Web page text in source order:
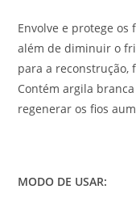
Envolve e protege os
além de diminuir o
para a reconstrução,
Contém argila
regenerar os fios
MODO DE USAR: